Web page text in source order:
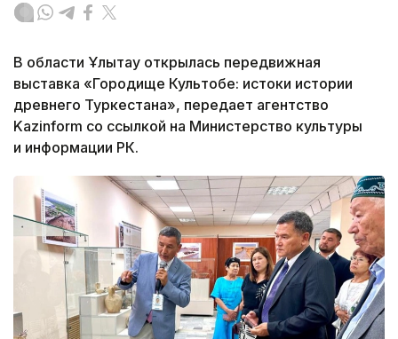
В области Ұлытау открылась передвижная
выставка «Городище Культобе: истоки истории
древнего Туркестана», передает агентство
Kazinform со ссылкой на Министерство культуры
и информации РК.